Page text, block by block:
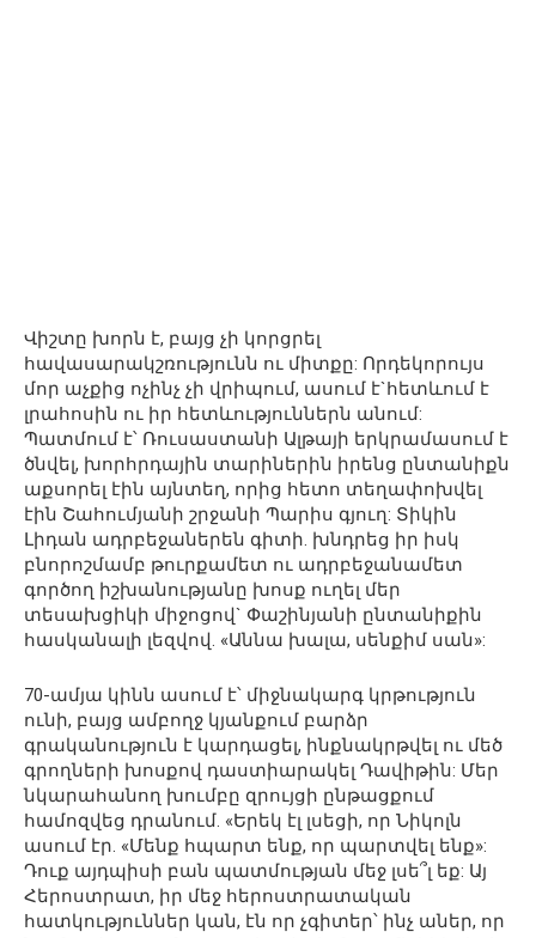
Վիշտը խորն է, բայց չի կորցրել
հավասարակշռությունն ու միտքը: Որդեկորույս
մոր աչքից ոչինչ չի վրիպում, ասում է`հետևում է
լրահոսին ու իր հետևություններն անում:
Պատմում է՝ Ռուսաստանի Ալթայի երկրամասում է
ծնվել, խորհրդային տարիներին իրենց ընտանիքն
աքսորել էին այնտեղ, որից հետո տեղափոխվել
էին Շահումյանի շրջանի Պարիս գյուղ: Տիկին
Լիդան ադրբեջաներեն գիտի. խնդրեց իր իսկ
բնորոշմամբ թուրքամետ ու ադրբեջանամետ
գործող իշխանությանը խոսք ուղել մեր
տեսախցիկի միջոցով` Փաշինյանի ընտանիքին
հասկանալի լեզվով. «Աննա խալա, սենքիմ սան»:
70-ամյա կինն ասում է՝ միջնակարգ կրթություն
ունի, բայց ամբողջ կյանքում բարձր
գրականություն է կարդացել, ինքնակրթվել ու մեծ
գրողների խոսքով դաստիարակել Դավիթին: Մեր
նկարահանող խումբը զրույցի ընթացքում
համոզվեց դրանում. «Երեկ էլ լսեցի, որ Նիկոլն
ասում էր. «Մենք հպարտ ենք, որ պարտվել ենք»:
Դուք այդպիսի բան պատմության մեջ լսե՞լ եք: Այ
Հերոստրատ, իր մեջ հերոստրատական
հատկություններ կան, էն որ չգիտեր՝ ինչ աներ, որ